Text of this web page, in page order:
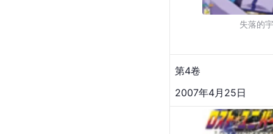
失落的
第4卷
2007年4月25日